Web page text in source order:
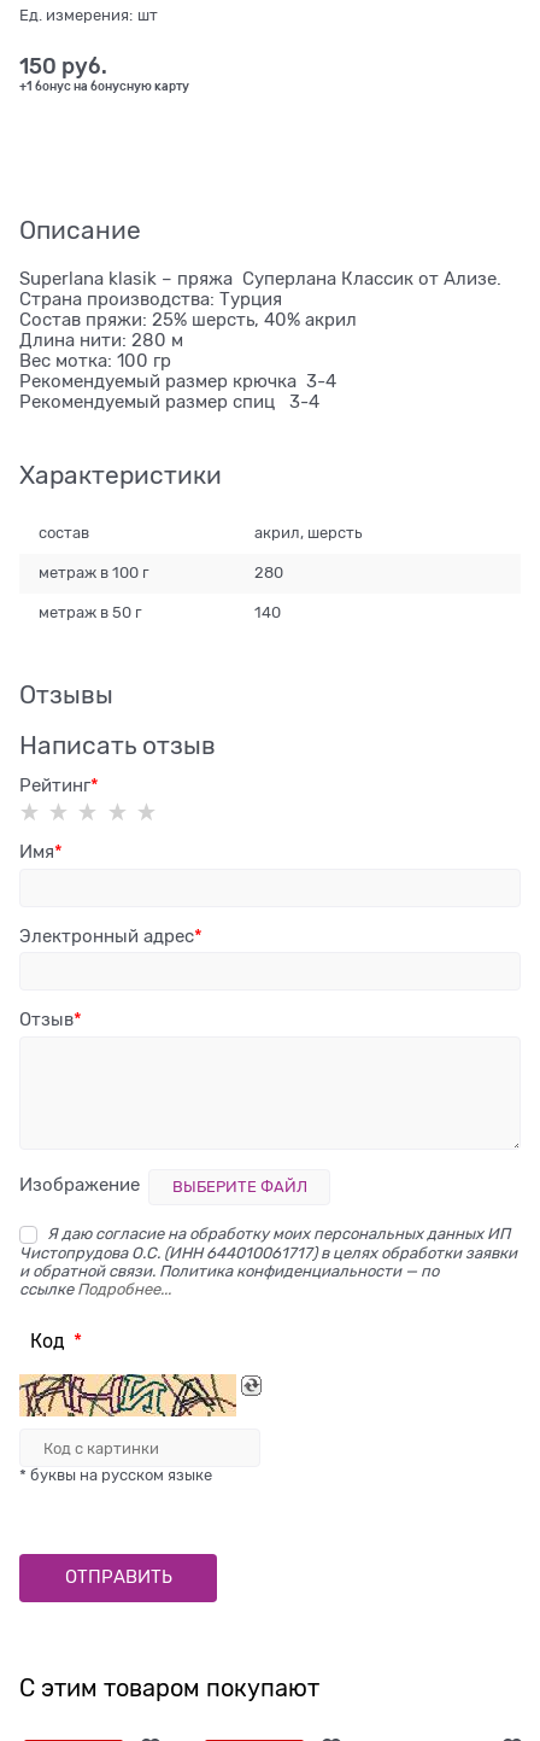
Ед. измерения: шт
150 руб.
+1 бонус на бонусную карту
Описание
Superlana klasik – пряжа Суперлана Классик от Ализе.
Страна производства: Турция
Состав пряжи: 25% шерсть, 40% акрил
Длина нити: 280 м
Вес мотка: 100 гр
Рекомендуемый размер крючка 3-4
Рекомендуемый размер спиц 3-4
Характеристики
состав акрил, шерсть
метраж в 100 г 280
метраж в 50 г 140
Отзывы
Написать отзыв
Рейтинг
Имя
Электронный адрес
Отзыв
Изображение ВЫБЕРИТЕ ФАЙЛ
Я даю согласие на обработку моих персональных данных ИП
Чистопрудова О.С. (ИНН 644010061717) в целях обработки заявки
и обратной связи. Политика конфиденциальности — по
ссылке Подробнее...
Код
* буквы на русском языке
С этим товаром покупают